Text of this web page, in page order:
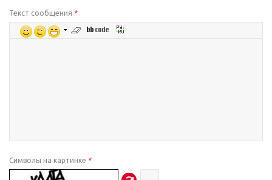
Текст сообщения *
Символы на картинке *